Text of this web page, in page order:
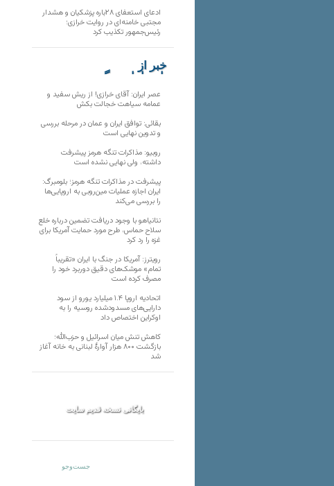
ادعای استعفای ۲۸باره پزشکیان و هشدار
مجتبی خامنه‌ای در روایت خرازی؛
رئیس‌جمهور تکذیب کرد
خبر از
تارنماهای دیگر
عصر ایران: آقای خرازی! از ریش سفید و
عمامه سیاهت خجالت بکش
بقائی: توافق ایران و عمان در مرحله بررسی
و تدوین نهایی است
روبیو: مذاکرات تنگه هرمز پیشرفت
داشته، ولی نهایی نشده است
پیشرفت در مذاکرات تنگه هرمز؛ بلومبرگ:
ایران اجازه عملیات مین‌روبی به اروپایی‌ها
را بررسی می‌کند
نتانیاهو با وجود دریافت تضمین درباره خلع
سلاح حماس، طرح مورد حمایت آمریکا برای
غزه را رد کرد
رویترز: آمریکا در جنگ با ایران «تقریباً
تمام» موشک‌های دقیق دوربرد خود را
مصرف کرده است
اتحادیه اروپا ۱.۴ میلیارد یورو از سود
دارایی‌های مسدودشده روسیه را به
اوکراین ‏اختصاص داد
کاهش تنش میان اسرائیل و حزب‌الله؛
بازگشت ۸۰۰ هزار آوارۀ لبنانی به خانه‌ آغاز
شد
بایگانی نسخه قدیم سایت